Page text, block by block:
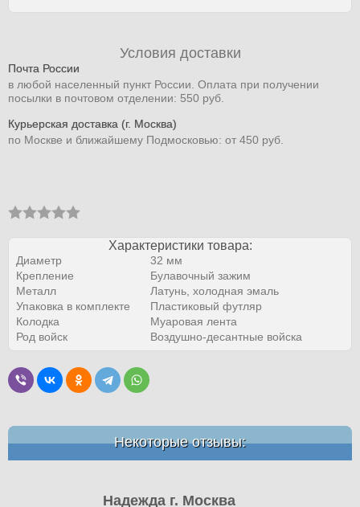
Условия доставки
Почта России
в любой населенный пункт России. Оплата при получении
посылки в почтовом отделении: 550 руб.
Курьерская доставка (г. Москва)
по Москве и ближайшему Подмосковью: от 450 руб.
Характеристики товара:
Диаметр
32 мм
Крепление
Булавочный зажим
Металл
Латунь, холодная эмаль
Упаковка в комплекте
Пластиковый футляр
Колодка
Муаровая лента
Род войск
Воздушно-десантные войска
Некоторые отзывы:
Надежда г. Москва